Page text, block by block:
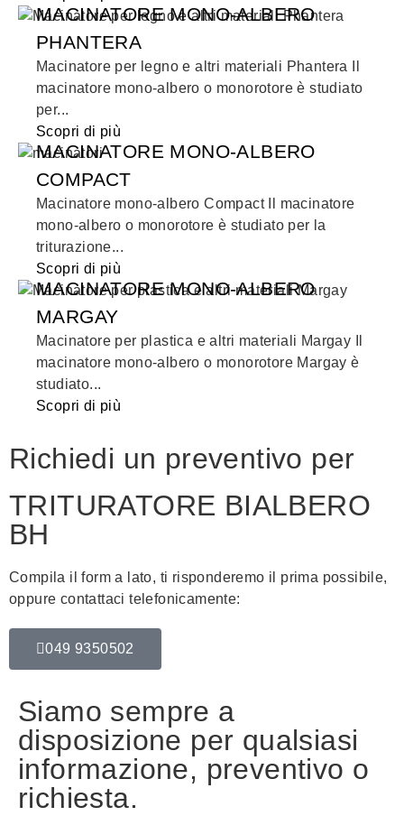
MACINATORE MONO-ALBERO
PHANTERA
Macinatore per legno e altri materiali Phantera Il
macinatore mono-albero o monorotore è studiato
per...
Scopri di più
MACINATORE MONO-ALBERO
COMPACT
Macinatore mono-albero Compact Il macinatore
mono-albero o monorotore è studiato per la
triturazione...
Scopri di più
MACINATORE MONO-ALBERO
MARGAY
Macinatore per plastica e altri materiali Margay Il
macinatore mono-albero o monorotore Margay è
studiato...
Scopri di più
Richiedi un preventivo per
TRITURATORE BIALBERO
BH
Compila il form a lato, ti risponderemo il prima possibile,
oppure contattaci telefonicamente:
049 9350502
Siamo sempre a
disposizione per qualsiasi
informazione, preventivo o
richiesta.